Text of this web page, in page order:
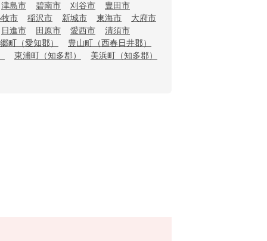
津島市
碧南市 刈谷市
豊田市
市
稲沢市 新城市 東海市
大府市
日進市
田原市 愛西市
清須市
町（愛知郡）
豊山町（西春日井郡）
東浦町（知多郡） 美浜町（知多郡）